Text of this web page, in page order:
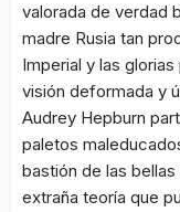
valorada de verdad
madre Rusia tan
Imperial y las
visión deformada y
Audrey Hepburn
paletos
bastión de las
extraña teoría que